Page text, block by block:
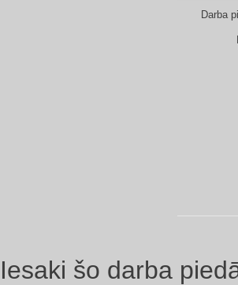
Darba
Iesaki šo darba